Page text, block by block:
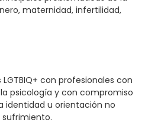
maternidad, infertilidad,
con profesionales con
psicología y con compromiso
identidad u orientación no